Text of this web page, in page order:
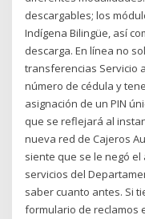
descargables; los
Indígena Bilingüe, así
descarga. En línea no
transferencias Servicio
número de cédula y
asignación de un PIN
que se reflejará al
nueva red de Cajeros
siente que se le negó
servicios del
saber cuanto antes. Si
formulario de reclamos